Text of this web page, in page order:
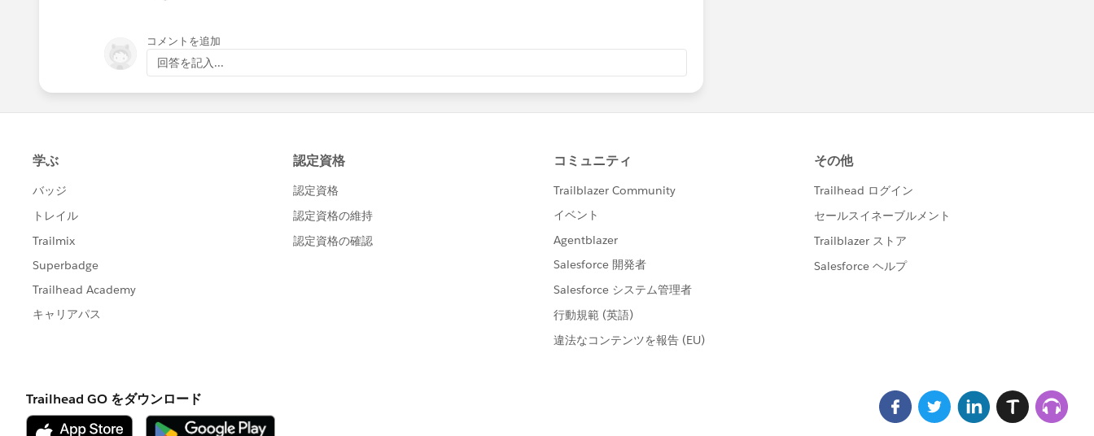
So I need to know that if there is any way to optimize it by using formula or something?
コメントを追加
回答を記入...